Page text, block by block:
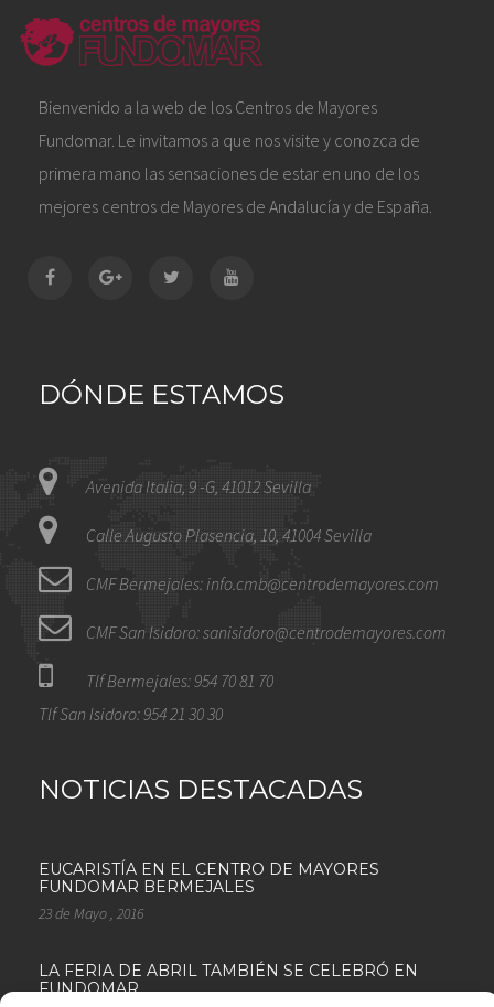
Bienvenido a la web de los Centros de Mayores
Fundomar. Le invitamos a que nos visite y conozca de
primera mano las sensaciones de estar en uno de los
mejores centros de Mayores de Andalucía y de España.
DÓNDE ESTAMOS
Avenida Italia, 9 -G, 41012 Sevilla
Calle Augusto Plasencia, 10, 41004 Sevilla
CMF Bermejales: info.cmb@centrodemayores.com
CMF San Isidoro: sanisidoro@centrodemayores.com
Tlf Bermejales: 954 70 81 70
Tlf San Isidoro: 954 21 30 30
NOTICIAS DESTACADAS
EUCARISTÍA EN EL CENTRO DE MAYORES
FUNDOMAR BERMEJALES
23 de Mayo , 2016
LA FERIA DE ABRIL TAMBIÉN SE CELEBRÓ EN
FUNDOMAR